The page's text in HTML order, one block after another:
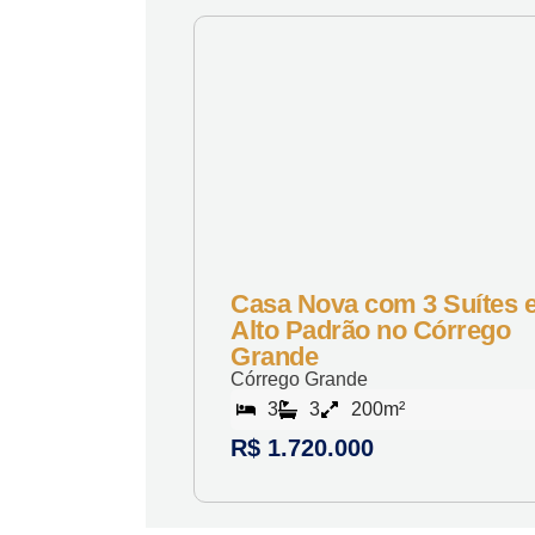
Casa Nova com 3 Suítes
Alto Padrão no Córrego
Grande
Córrego Grande
3
3 200m²
R$ 1.720.000